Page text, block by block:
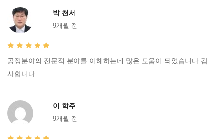
박 천서
9개월 전
공정분야의 전문적 분야를 이해하는데 많은 도움이 되었습니다.감
사합니다.
이 학주
9개월 전